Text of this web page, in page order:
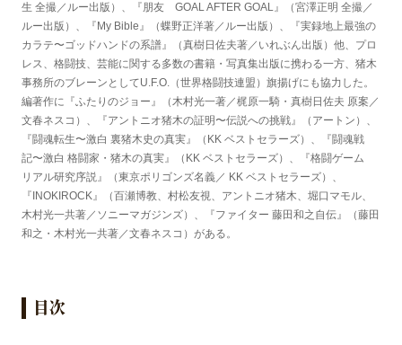
生 全撮／ルー出版）、『朋友 GOAL AFTER GOAL』（宮澤正明 全撮／
ルー出版）、『My Bible』（蝶野正洋著／ルー出版）、『実録地上最強の
カラテ〜ゴッドハンドの系譜』（真樹日佐夫著／いれぶん出版）他、プロ
レス、格闘技、芸能に関する多数の書籍・写真集出版に携わる一方、猪木
事務所のブレーンとしてU.F.O.（世界格闘技連盟）旗揚げにも協力した。
編著作に『ふたりのジョー』（木村光一著／梶原一騎・真樹日佐夫 原案／
文春ネスコ）、『アントニオ猪木の証明〜伝説への挑戦』（アートン）、
『闘魂転生〜激白 裏猪木史の真実』（KK ベストセラーズ）、『闘魂戦
記〜激白 格闘家・猪木の真実』（KK ベストセラーズ）、『格闘ゲーム
リアル研究序説』（東京ポリゴンズ名義／ KK ベストセラーズ）、
『INOKIROCK』（百瀬博教、村松友視、アントニオ猪木、堀口マモル、
木村光一共著／ソニーマガジンズ）、『ファイター 藤田和之自伝』（藤田
和之・木村光一共著／文春ネスコ）がある。
目次